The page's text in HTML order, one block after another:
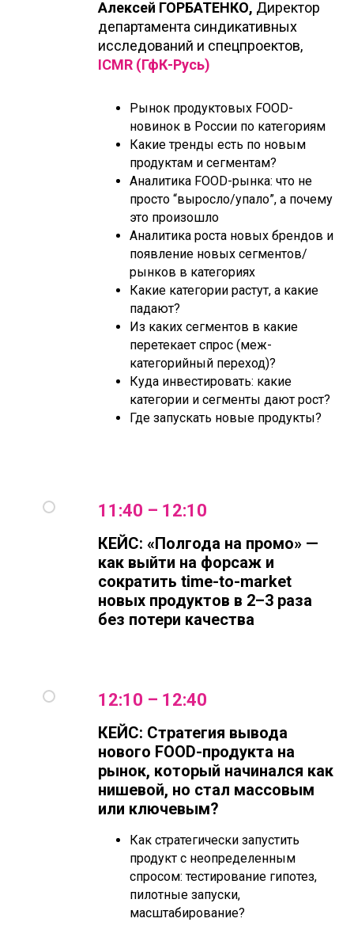
Алексей ГОРБАТЕНКО, Директор
департамента синдикативных
исследований и спецпроектов,
ICMR (ГфК-Русь)
Рынок продуктовых FOOD-
новинок в России по категориям
Какие тренды есть по новым
продуктам и сегментам?
Аналитика FOOD-рынка: что не
просто “выросло/упало”, а почему
это произошло
Аналитика роста новых брендов и
появление новых сегментов/
рынков в категориях
Какие категории растут, а какие
падают?
Из каких сегментов в какие
перетекает спрос (меж-
категорийный переход)?
Куда инвестировать: какие
категории и сегменты дают рост?
Где запускать новые продукты?
11:40 – 12:10
КЕЙС: «Полгода на промо» —
как выйти на форсаж и
сократить time-to-market
новых продуктов в 2–3 раза
без потери качества
12:10 – 12:40
КЕЙС: Стратегия вывода
нового FOOD-продукта на
рынок, который начинался как
нишевой, но стал массовым
или ключевым?
Как стратегически запустить
продукт с неопределенным
спросом: тестирование гипотез,
пилотные запуски,
масштабирование?